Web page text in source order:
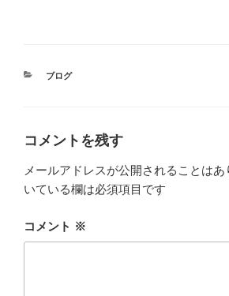
カ
ブログ
コメントを残す
メールアドレスが公開されることはあ
いている欄は必須項目です
コメント ※